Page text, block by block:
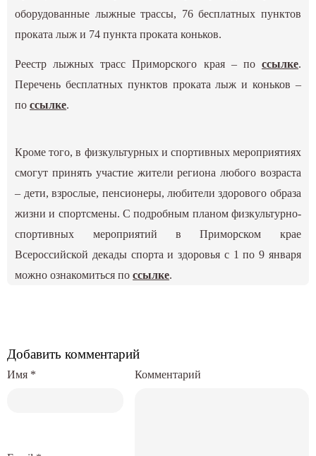
оборудованные лыжные трассы, 76 бесплатных пунктов
проката лыж и 74 пункта проката коньков.
Реестр лыжных трасс Приморского края – по ссылке.
Перечень бесплатных пунктов проката лыж и коньков –
поссылке.
Кроме того, в физкультурных и спортивных мероприятиях
смогут принять участие жители региона любого возраста
– дети, взрослые, пенсионеры, любители здорового образа
жизни и спортсмены. С подробным планом физкультурно-
спортивных мероприятий в Приморском крае
Всероссийской декады спорта и здоровья с 1 по 9 января
можно ознакомиться поссылке.
Добавить комментарий
Комментарий
Имя *